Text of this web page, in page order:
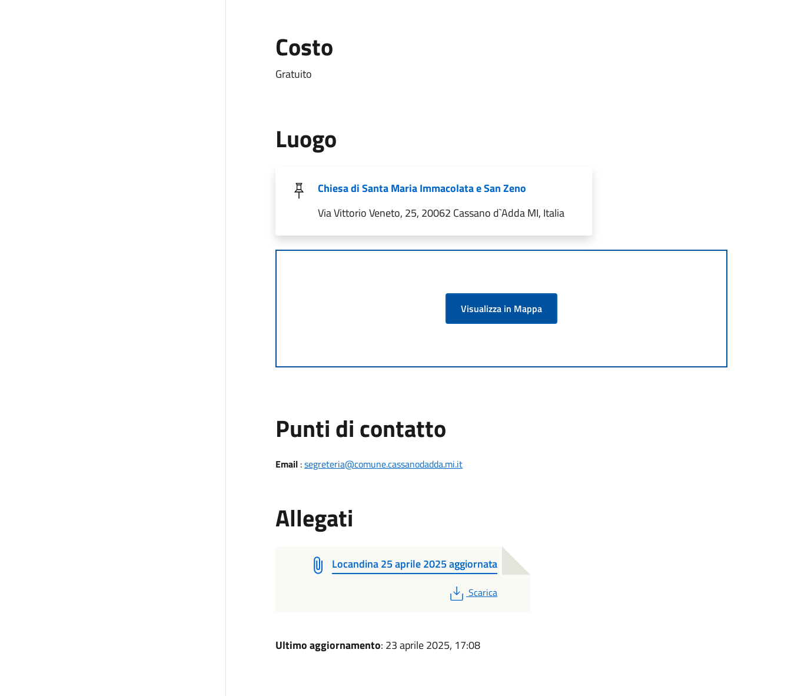
Costo
Gratuito
Luogo
Chiesa di Santa Maria Immacolata e San Zeno
Via Vittorio Veneto, 25, 20062 Cassano d`Adda MI, Italia
Visualizza in Mappa
Punti di contatto
Email:segreteria@comune.cassanodadda.mi.it
Allegati
Locandina 25 aprile 2025 aggiornata
PDF
Scarica
Ultimo aggiornamento: 23 aprile 2025, 17:08